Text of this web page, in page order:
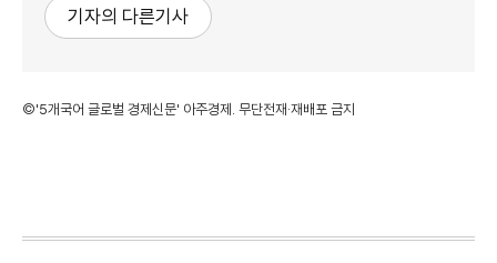
기자의 다른기사
©'5개국어 글로벌 경제신문' 아주경제. 무단전재·재배포 금지